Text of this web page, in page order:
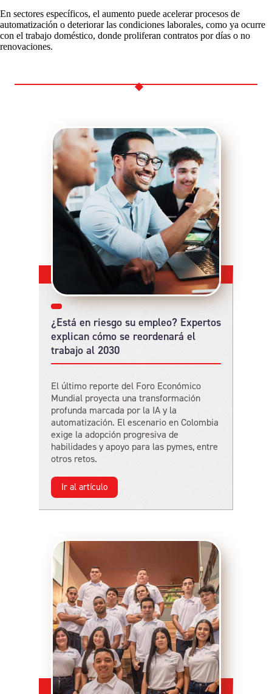
En sectores específicos, el aumento puede acelerar procesos de
automatización o deteriorar las condiciones laborales, como ya ocurre
con el trabajo doméstico, donde proliferan contratos por días o no
renovaciones.
¿Está en riesgo su empleo? Expertos
explican cómo se reordenará el
trabajo al 2030
El último reporte del Foro Económico
Mundial proyecta una transformación
profunda marcada por la IA y la
automatización. El escenario en Colombia
exige la adopción progresiva de
habilidades y apoyo para las pymes, entre
otros retos.
Ir al artículo